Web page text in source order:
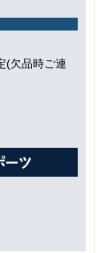
(欠品時ご連